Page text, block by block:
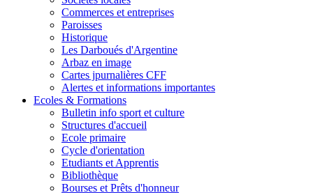
Commerces et entreprises
Paroisses
Historique
Les Darboués d'Argentine
Arbaz en image
Cartes jpurnalières CFF
Alertes et informations importantes
Ecoles & Formations
Bulletin info sport et culture
Structures d'accueil
Ecole primaire
Cycle d'orientation
Etudiants et Apprentis
Bibliothèque
Bourses et Prêts d'honneur